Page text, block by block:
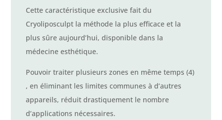
Cette caractéristique exclusive fait du
Cryoliposculpt la méthode la plus efficace et la
plus sûre aujourd’hui, disponible dans la
médecine esthétique.
Pouvoir traiter plusieurs zones en même temps (4)
, en éliminant les limites communes à d’autres
appareils, réduit drastiquement le nombre
d’applications nécessaires.